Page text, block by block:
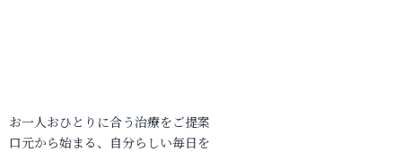
お一人おひとりに合う治療をご提案
口元から始まる、自分らしい毎日を